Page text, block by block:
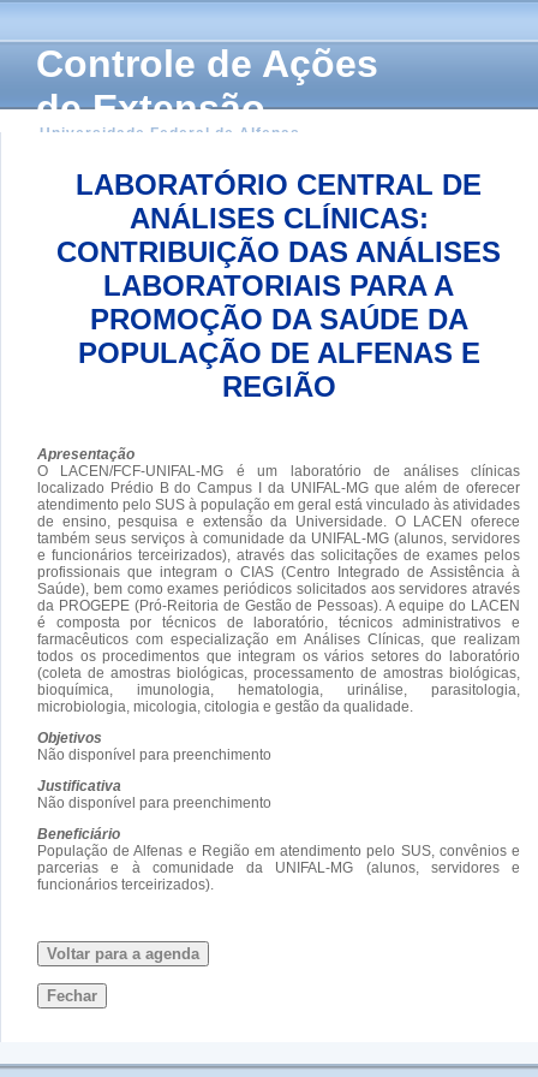
Controle de Ações
de Extensão
Universidade Federal de Alfenas
LABORATÓRIO CENTRAL DE
ANÁLISES CLÍNICAS:
CONTRIBUIÇÃO DAS ANÁLISES
LABORATORIAIS PARA A
PROMOÇÃO DA SAÚDE DA
POPULAÇÃO DE ALFENAS E
REGIÃO
Apresentação
O LACEN/FCF-UNIFAL-MG é um laboratório de análises clínicas
localizado Prédio B do Campus I da UNIFAL-MG que além de oferecer
atendimento pelo SUS à população em geral está vinculado às atividades
de ensino, pesquisa e extensão da Universidade. O LACEN oferece
também seus serviços à comunidade da UNIFAL-MG (alunos, servidores
e funcionários terceirizados), através das solicitações de exames pelos
profissionais que integram o CIAS (Centro Integrado de Assistência à
Saúde), bem como exames periódicos solicitados aos servidores através
da PROGEPE (Pró-Reitoria de Gestão de Pessoas). A equipe do LACEN
é composta por técnicos de laboratório, técnicos administrativos e
farmacêuticos com especialização em Análises Clínicas, que realizam
todos os procedimentos que integram os vários setores do laboratório
(coleta de amostras biológicas, processamento de amostras biológicas,
bioquímica, imunologia, hematologia, urinálise, parasitologia,
microbiologia, micologia, citologia e gestão da qualidade.
Objetivos
Não disponível para preenchimento
Justificativa
Não disponível para preenchimento
Beneficiário
População de Alfenas e Região em atendimento pelo SUS, convênios e
parcerias e à comunidade da UNIFAL-MG (alunos, servidores e
funcionários terceirizados).
Voltar para a agenda
Fechar